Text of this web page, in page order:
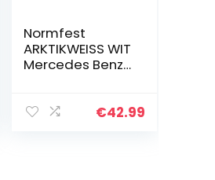
Normfest
ARKTIKWEISS WIT
Mercedes Benz
€42.99